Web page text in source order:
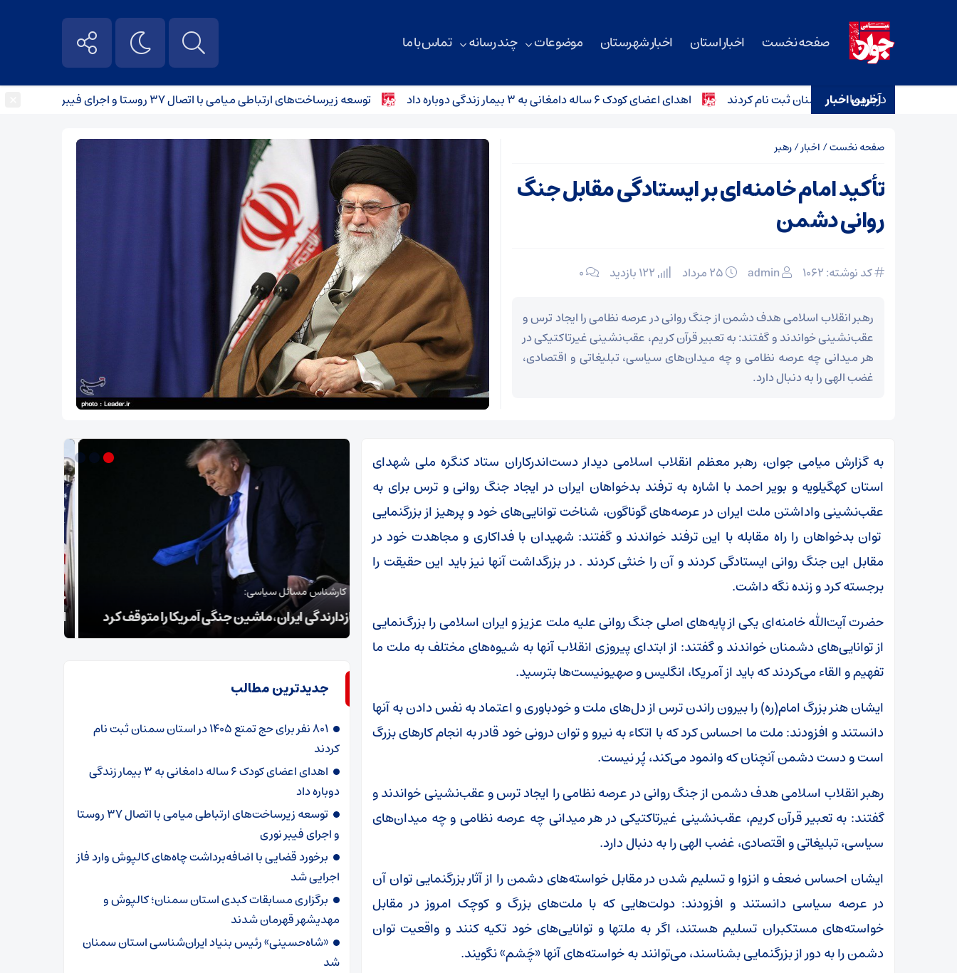
صفحه نخست اخبار استان اخبار شهرستان موضوعات چند رسانه تماس با ما
درباره ما
آخرین اخبار اهدای اعضای کودک ۶ ساله دامغانی به ۳ بیمار زندگی دوباره داد توسعه زیرساخت‌های ارتباطی میامی با اتصال ۳۷ روستا و اجرای فیبر نوری
صفحه نخست/ اخبار/رهبر
تأکید امام خامنه‌ای بر ایستادگی مقابل جنگ
روانی دشمن
کد نوشته: 1062 admin ۰
رهبر انقلاب اسلامی هدف دشمن از جنگ روانی در عرصه نظامی را ایجاد ترس و
عقب‌نشینی خواندند و گفتند: به تعبیر قرآن کریم، عقب‌نشینی غیرتاکتیکی در
هر میدانی چه عرصه نظامی و چه میدان‌های سیاسی، تبلیغاتی و اقتصادی،
غضب الهی را به دنبال دارد.
به گزارش میامی جوان، رهبر معظم انقلاب اسلامی دیدار دست‌اندرکاران ستاد کنگره ملی شهدای
استان کهگیلویه و بویر احمد با اشاره به ترفند بدخواهان ایران در ایجاد جنگ روانی و ترس برای به
عقب‌نشینی واداشتن ملت ایران در عرصه‌های گوناگون، شناخت توانایی‌های خود و پرهیز از بزرگنمایی
توان بدخواهان را راه مقابله با این ترفند خواندند و گفتند: شهیدان با فداکاری و مجاهدت خود در
مقابل این جنگ روانی ایستادگی کردند و آن را خنثی کردند . در بزرگداشت آنها نیز باید این حقیقت را
برجسته کرد و زنده نگه داشت.
حضرت آیت‌الله خامنه‌ای یکی از پایه‌های اصلی جنگ روانی علیه ملت عزیز و ایران اسلامی را بزرگ‌نمایی
از توانایی‌های دشمنان خواندند و گفتند: از ابتدای پیروزی انقلاب آنها به شیوه‌های مختلف به ملت ما
تفهیم و القاء می‌کردند که باید از آمریکا، انگلیس و صهیونیست‌ها بترسید.
ایشان هنر بزرگ امام(ره) را بیرون راندن ترس از دل‌های ملت و خودباوری و اعتماد به نفس دادن به آنها
دانستند و افزودند: ملت ما احساس کرد که با اتکاء به نیرو و توان درونی خود قادر به انجام کارهای بزرگ
است و دست دشمن آنچنان که وانمود می‌کند، پُر نیست.
رهبر انقلاب اسلامی هدف دشمن از جنگ روانی در عرصه نظامی را ایجاد ترس و عقب‌نشینی خواندند و
گفتند: به تعبیر قرآن کریم، عقب‌نشینی غیرتاکتیکی در هر میدانی چه عرصه نظامی و چه میدان‌های
سیاسی، تبلیغاتی و اقتصادی، غضب الهی را به دنبال دارد.
ایشان احساس ضعف و انزوا و تسلیم شدن در مقابل خواسته‌های دشمن را از آثار بزرگنمایی توان آن
در عرصه سیاسی دانستند و افزودند: دولت‌هایی که با ملت‌های بزرگ و کوچک امروز در مقابل
خواسته‌های مستکبران تسلیم هستند، اگر به ملتها و توانایی‌های خود تکیه کنند و واقعیت توان
دشمن را به دور از بزرگنمایی بشناسند، می‌توانند به خواسته‌های آنها «چَشم» نگویند.
توطئه خلع سلاح حماس از هم‌اکنون شکست خورده
بازدارندگی ایران، ماشین جنگی آمریکا را متوقف کرد
چین: تحریم‌های جدید آمریکا «زورگویی اقتصادی»
است
جدیدترین مطالب
۸۰۱ نفر برای حج تمتع ۱۴۰۵ در استان سمنان ثبت نام
کردند
اهدای اعضای کودک ۶ ساله دامغانی به ۳ بیمار زندگی
دوباره داد
توسعه زیرساخت‌های ارتباطی میامی با اتصال ۳۷ روستا
و اجرای فیبر نوری
برخورد قضایی با اضافه‌برداشت چاه‌های کالپوش وارد فاز
اجرایی شد
برگزاری مسابقات کبدی استان سمنان؛ کالپوش و
مهدیشهر قهرمان شدند
«شاه‌حسینی» رئیس بنیاد ایران‌شناسی استان سمنان
شد